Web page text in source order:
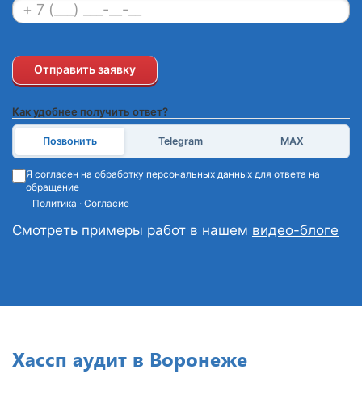
Отправить заявку
Как удобнее получить ответ?
Позвонить Telegram MAX
Я согласен на обработку персональных данных для ответа на
обращение
Политика · Согласие
Смотреть примеры работ в нашем видео-блоге
Хассп аудит в Воронеже